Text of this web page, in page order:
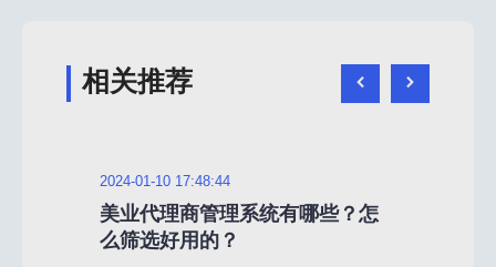
相关推荐
2024-01-10 17:48:44
美业代理商管理系统有哪些？怎
么筛选好用的？